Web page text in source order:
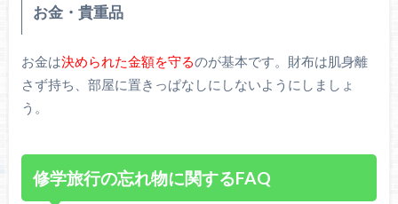
お金・貴重品
お金は決められた金額を守るのが基本です。財布は肌身離
さず持ち、部屋に置きっぱなしにしないようにしましょ
う。
修学旅行の忘れ物に関するFAQ